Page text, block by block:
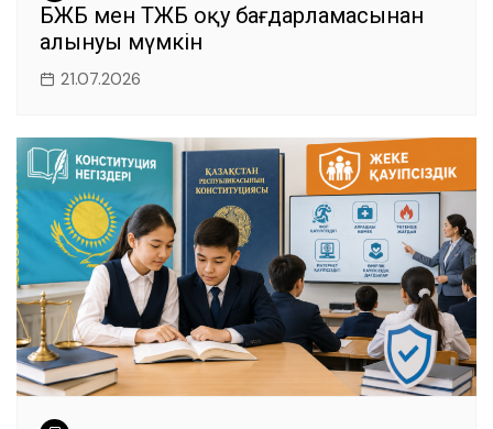
БЖБ мен ТЖБ оқу бағдарламасынан
алынуы мүмкін
21.07.2026